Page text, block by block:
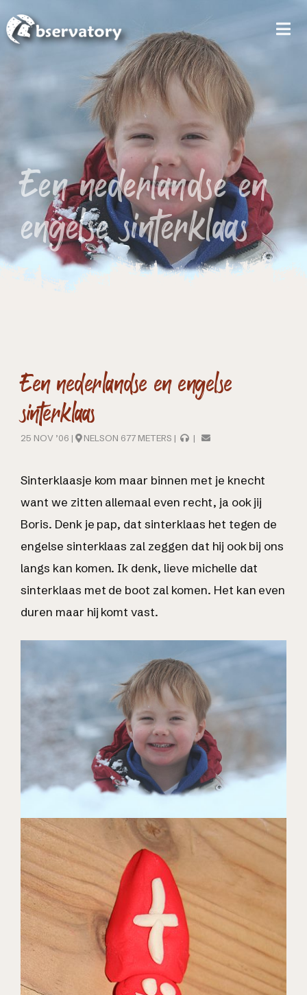
Een nederlandse en
engelse sinterklaas
Een nederlandse en engelse
sinterklaas
25 NOV ’06 | NELSON 677 METERS | |
Sinterklaasje kom maar binnen met je knecht
want we zitten allemaal even recht, ja ook jij
Boris. Denk je pap, dat sinterklaas het tegen de
engelse sinterklaas zal zeggen dat hij ook bij ons
langs kan komen. Ik denk, lieve michelle dat
sinterklaas met de boot zal komen. Het kan even
duren maar hij komt vast.